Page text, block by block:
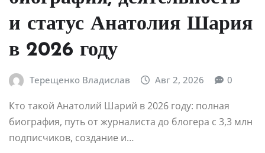
и статус Анатолия Шария
в 2026 году
Терещенко Владислав Авг 2, 2026 0
Кто такой Анатолий Шарий в 2026 году: полная
биография, путь от журналиста до блогера с 3,3 млн
подписчиков, создание и…